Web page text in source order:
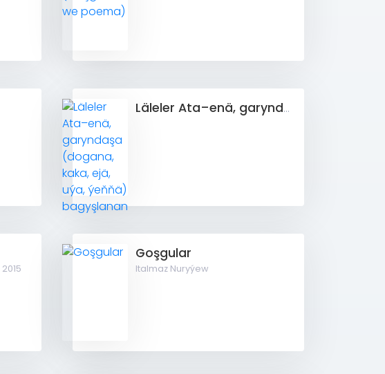
Läleler Ata–enä, garyndaşa (dogana, kaka, ejä, uýa, ýeňňä) bagyşlanan
2015
Goşgular
Italmaz Nuryýew